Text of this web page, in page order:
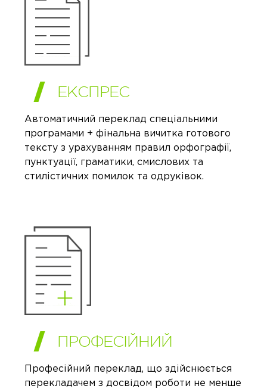
ЕКСПРЕС
Автоматичний переклад спеціальними
програмами + фінальна вичитка готового
тексту з урахуванням правил орфографії,
пунктуації, граматики, смислових та
стилістичних помилок та одруківок.
ПРОФЕСІЙНИЙ
Професійний переклад, що здійснюється
перекладачем з досвідом роботи не менше